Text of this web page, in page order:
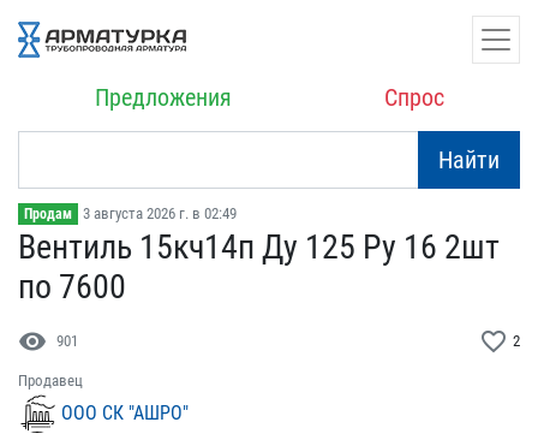
Предложения Спрос
Найти
Продам 3 августа 2026 г. в 02:49
Вентиль 15кч14п Ду 125 Р​у 16 2шт
по 7600
visibility 901 favorite_border 2
Продавец
ООО СК "АШРО"